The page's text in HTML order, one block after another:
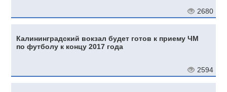
2680
Калининградский вокзал будет готов к приему ЧМ
по футболу к концу 2017 года
2594